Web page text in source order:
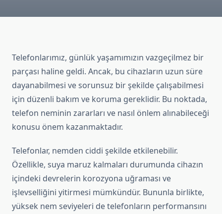
Telefonlarımız, günlük yaşamımızın vazgeçilmez bir
parçası haline geldi. Ancak, bu cihazların uzun süre
dayanabilmesi ve sorunsuz bir şekilde çalışabilmesi
için düzenli bakım ve koruma gereklidir. Bu noktada,
telefon neminin zararları ve nasıl önlem alınabileceği
konusu önem kazanmaktadır.
Telefonlar, nemden ciddi şekilde etkilenebilir.
Özellikle, suya maruz kalmaları durumunda cihazın
içindeki devrelerin korozyona uğraması ve
işlevselliğini yitirmesi mümkündür. Bununla birlikte,
yüksek nem seviyeleri de telefonların performansını